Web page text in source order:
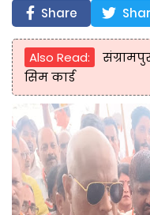
Share
Also Read:
सिम कार्ड